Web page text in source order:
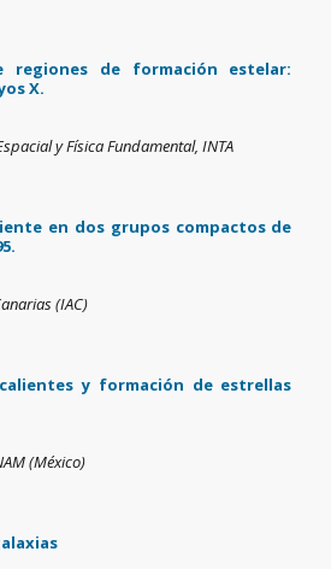
regiones de formación estelar:
X.
y Física Fundamental, INTA
en dos grupos compactos de
(IAC)
y formación de estrellas
(México)